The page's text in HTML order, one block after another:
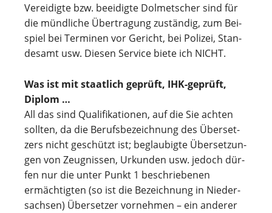
Ver­ei­digte bzw. beeidigte Dol­met­scher sind für
die münd­li­che Über­tra­gung zustän­dig, zum Bei­
spiel bei Ter­mi­nen vor Gericht, bei Poli­zei, Stan­
des­amt usw. Die­sen Ser­vice biete ich NICHT.
Was ist mit staat­lich geprüft, IHK-geprüft,
Diplom …
All das sind Qua­li­fi­ka­tio­nen, auf die Sie ach­ten
soll­ten, da die Berufs­be­zeich­nung des Über­set­
zers nicht geschützt ist; beglau­bigte Über­set­zun­
gen von Zeug­nis­sen, Urkun­den usw. jedoch dür­
fen nur die unter Punkt 1 beschrie­be­nen
ermäch­tig­ten (so ist die Bezeich­nung in Nie­der­
sach­sen) Über­set­zer vor­neh­men – ein ande­rer